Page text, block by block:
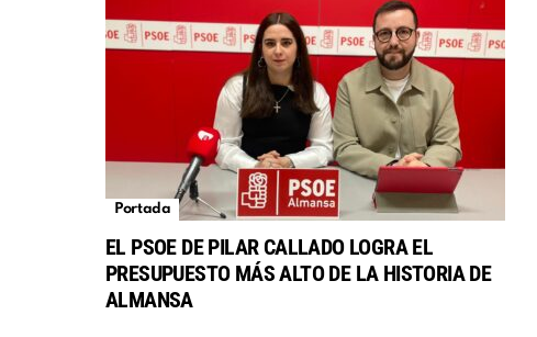
Portada
EL PSOE DE PILAR CALLADO LOGRA EL
PRESUPUESTO MÁS ALTO DE LA HISTORIA DE
ALMANSA